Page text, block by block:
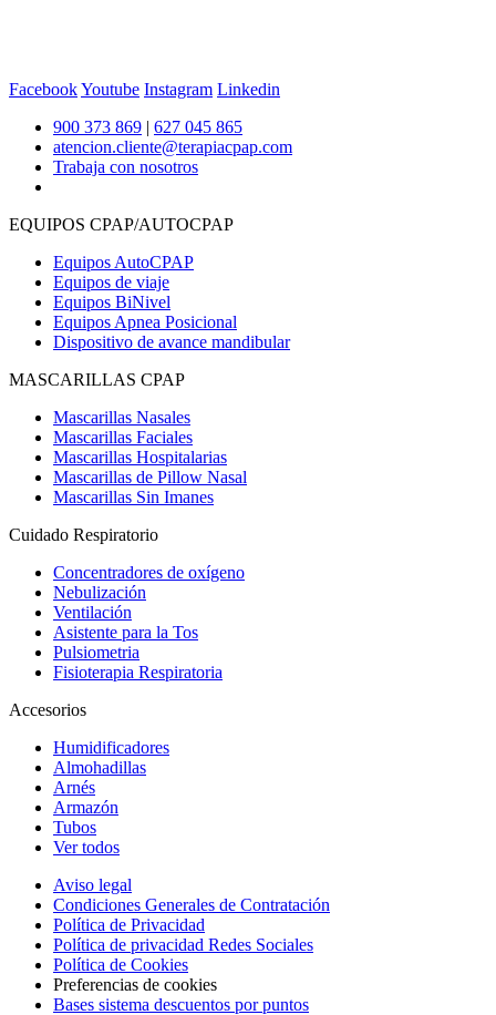
FacebookYoutube Instagram Linkedin
900 373 869 | 627 045 865
atencion.cliente@terapiacpap.com
Trabaja con nosotros
EQUIPOS CPAP/AUTOCPAP
Equipos AutoCPAP
Equipos de viaje
Equipos BiNivel
Equipos Apnea Posicional
Dispositivo de avance mandibular
MASCARILLAS CPAP
Mascarillas Nasales
Mascarillas Faciales
Mascarillas Hospitalarias
Mascarillas de Pillow Nasal
Mascarillas Sin Imanes
Cuidado Respiratorio
Concentradores de oxígeno
Nebulización
Ventilación
Asistente para la Tos
Pulsiometria
Fisioterapia Respiratoria
Accesorios
Humidificadores
Almohadillas
Arnés
Armazón
Tubos
Ver todos
Aviso legal
Condiciones Generales de Contratación
Política de Privacidad
Política de privacidad Redes Sociales
Política de Cookies
Preferencias de cookies
Bases sistema descuentos por puntos